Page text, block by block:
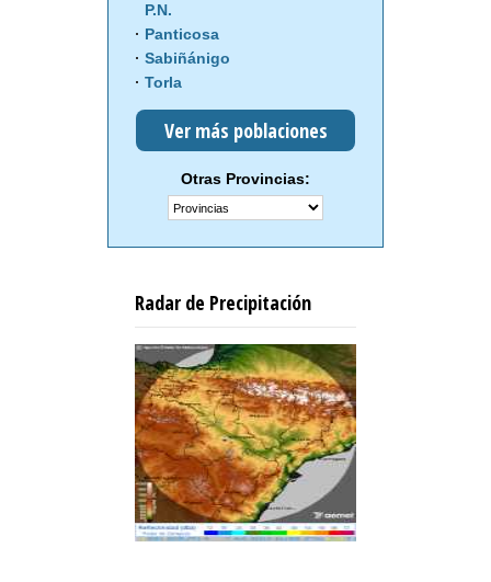
P.N.
Panticosa
Sabiñánigo
Torla
Ver más poblaciones
Otras Provincias:
Radar de Precipitación